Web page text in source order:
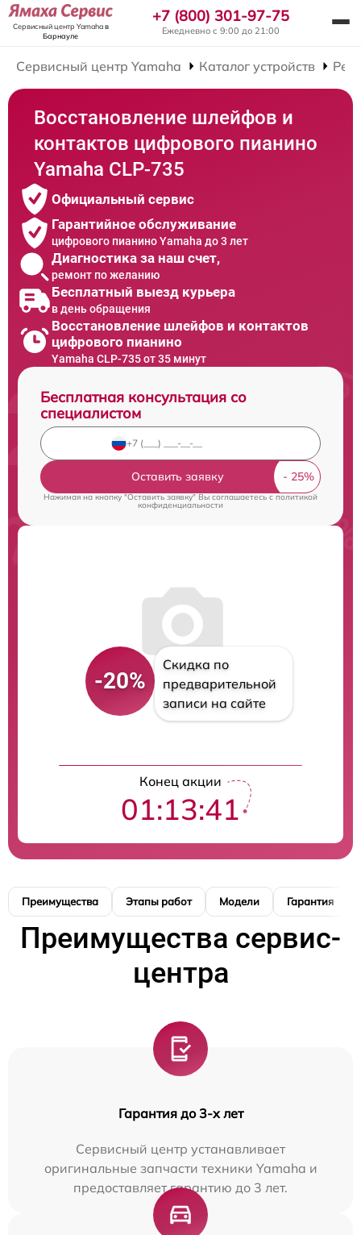
Сервисный центр Yamahaв
Барнауле
+7 (800) 301-97-75
Ежедневно с 9:00 до 21:00
Сервисный центр Yamaha Каталог устройств
Восстановление шлейфов и
контактов цифрового пианино
Yamaha CLP-735
Официальный сервис
Гарантийное обслуживание
цифрового пианино Yamaha до 3 лет
Диагностика за наш счет,
ремонт по желанию
Бесплатный выезд курьера
в день обращения
Восстановление шлейфов и контактов
цифрового пианино
Yamaha CLP-735 от 35 минут
Бесплатная консультация со
специалистом
Оставить заявку
Нажимая на кнопку "Оставить заявку" Вы соглашаетесь cполитикой
конфиденциальности
-20%
Скидка по
предварительной
записи на сайте
Конец акции
01:13:40
Преимущества Этапы работ Модели Гарантия
Преимущества сервис-
центра
Гарантия до 3-х лет
Сервисный центр устанавливает
оригинальные запчасти техники Yamaha и
предоставляет гарантию до 3 лет.